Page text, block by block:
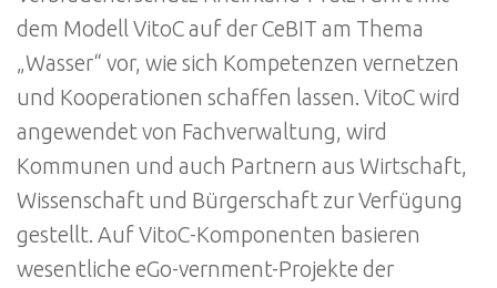
dem Modell VitoC auf der CeBIT am Thema
„Wasser“ vor, wie sich Kompetenzen vernetzen
und Kooperationen schaffen lassen. VitoC wird
angewendet von Fachverwaltung, wird
Kommunen und auch Partnern aus Wirtschaft,
Wissenschaft und Bürgerschaft zur Verfügung
gestellt. Auf VitoC-Komponenten basieren
wesentliche eGo-vernment-Projekte der